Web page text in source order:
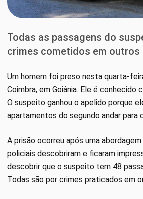
Todas as passagens do
crimes cometidos em outros
Um homem foi preso nesta quarta-
Coimbra, em Goiânia. Ele é conhecido
O suspeito ganhou o apelido porque
apartamentos do segundo andar para
A prisão ocorreu após uma
policiais descobriram e ficaram
descobrir que o suspeito tem 48
Todas são por crimes praticados em